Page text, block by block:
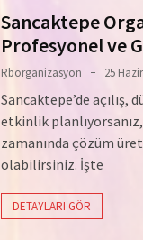
Sancaktepe
Profesyonel ve
Rborganizasyon 25
Sancaktepe’de
etkinlik
zamanında çözüm
olabilirsiniz. İşte
DETAYLARI GÖR